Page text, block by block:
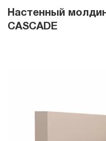
Настенный
CASCADE